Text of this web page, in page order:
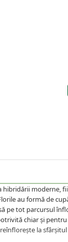
hibridării moderne,
au formă de
pe tot parcursul
chiar și
la